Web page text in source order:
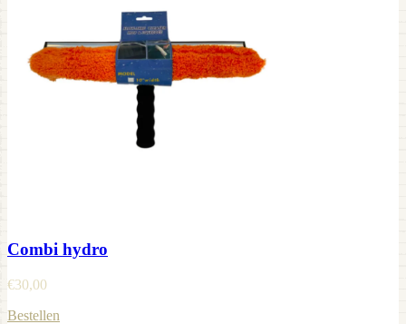
Combi hydro
€30,00
Bestellen